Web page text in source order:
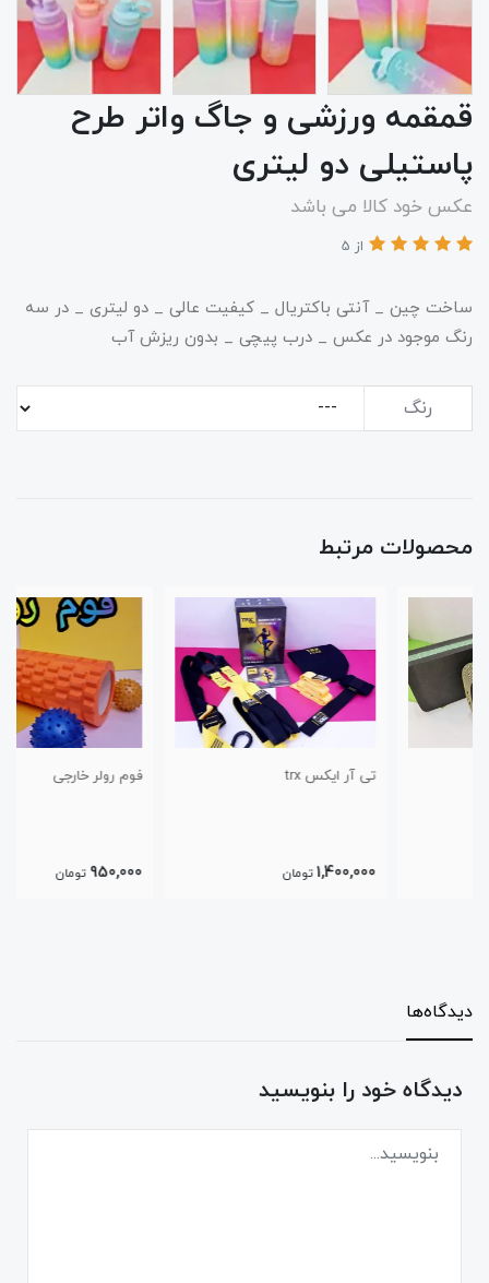
قمقمه ورزشی و جاگ واتر طرح
پاستیلی دو لیتری
عکس خود کالا می باشد
از 5
ساخت چین _ آنتی باکتریال _ کیفیت عالی _ دو لیتری _ در سه
رنگ موجود در عکس _ درب پیچی _ بدون ریزش آب
رنگ
محصولات مرتبط
تومان
فوم رولر خارجی
تومان
دیدگاه‌ها
دیدگاه خود را بنویسید